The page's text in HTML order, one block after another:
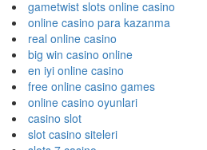
gametwist slots online casino
online casino para kazanma
real online casino
big win casino online
en iyi online casino
free online casino games
online casino oyunlari
casino slot
slot casino siteleri